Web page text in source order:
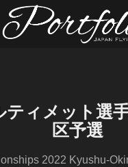
ティメット選
区予選
2022 Kyushu-